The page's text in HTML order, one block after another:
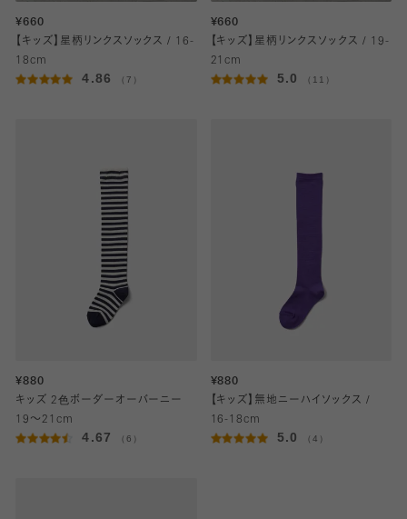
¥660
【キッズ】星柄リンクスソックス / 16-
18cm
4.86 （7）
¥660
【キッズ】星柄リンクスソックス / 19-
21cm
5.0 （11）
¥880
キッズ 2色ボーダーオーバーニー
19～21cm
4.67 （6）
¥880
【キッズ】無地ニーハイソックス /
16-18cm
5.0 （4）